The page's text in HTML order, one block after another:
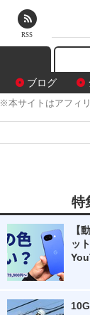
ブログ
※本サイトはアフィ
特
【
ッ
RSS